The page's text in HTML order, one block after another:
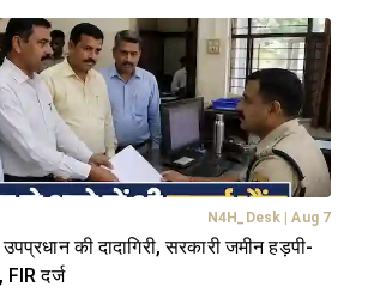
N4H_Desk | Aug 7
की दादागिरी, सरकारी जमीन हड़पी-
FIR दर्ज